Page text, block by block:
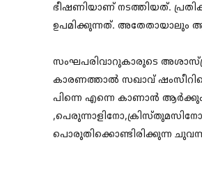
ഭീഷണിയാണ് നടത്തിയത്.
ഉപമിക്കുന്നത്. അതേതായാലും
സംഘപരിവാറുകാരുടെ
കാരണത്താൽ സഖാവ്
പിന്നെ എന്നെ കാണാൻ
പൊരുതിക്കൊണ്ടിരിക്കുന്ന